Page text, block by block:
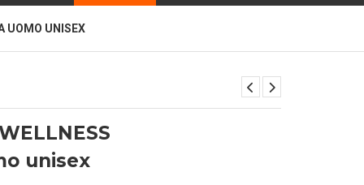
UOMO UNISEX
unisex